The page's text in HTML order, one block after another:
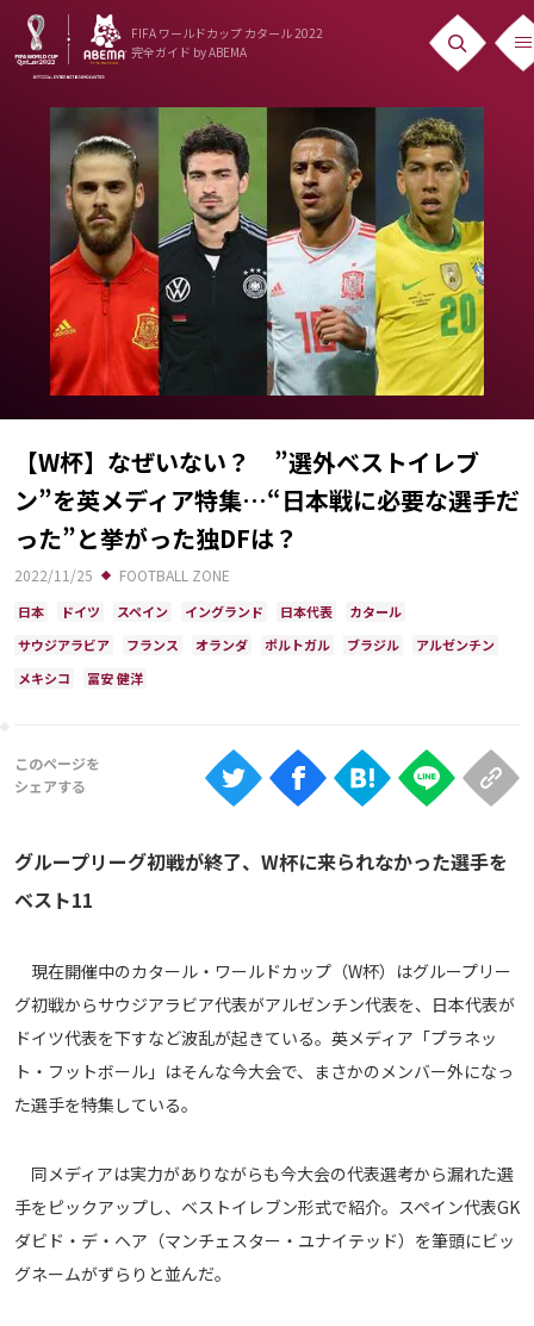
FIFA ワールドカップ カタール 2022
完全ガイド by ABEMA
ニュース
News
出場国
Teams
日本代表
Team Japan
日程・結果
Schedule
ランキング
Ranking
大会について
About
iOS Apps
Android
TV
メディアアライアンス
【W杯】なぜいない？ ”選外ベストイレブ
ン”を英メディア特集…“日本戦に必要な選手だ
った”と挙がった独DFは？
2022/11/25 FOOTBALL ZONE
日本 ドイツ スペイン イングランド 日本代表
カタール
サウジアラビア
フランス オランダ ポルトガル ブラジル
アルゼンチン
メキシコ
冨安 健洋
グループリーグ初戦が終了、W杯に来られなかった選手を
ベスト11
現在開催中のカタール・ワールドカップ（W杯）はグループリー
グ初戦からサウジアラビア代表がアルゼンチン代表を、日本代表が
ドイツ代表を下すなど波乱が起きている。英メディア「プラネッ
ト・フットボール」はそんな今大会で、まさかのメンバー外になっ
た選手を特集している。
同メディアは実力がありながらも今大会の代表選考から漏れた選
手をピックアップし、ベストイレブン形式で紹介。スペイン代表GK
ダビド・デ・ヘア（マンチェスター・ユナイテッド）を筆頭にビッ
グネームがずらりと並んだ。